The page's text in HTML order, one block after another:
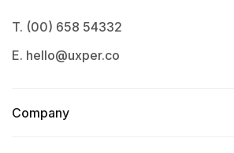
T. (00) 658 54332
E. hello@uxper.co
Company